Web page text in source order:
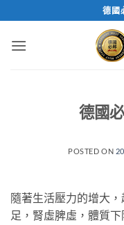
轉
德國
德國
POSTED ON
隨著生活壓力的增大
足，腎虛脾虛，體質